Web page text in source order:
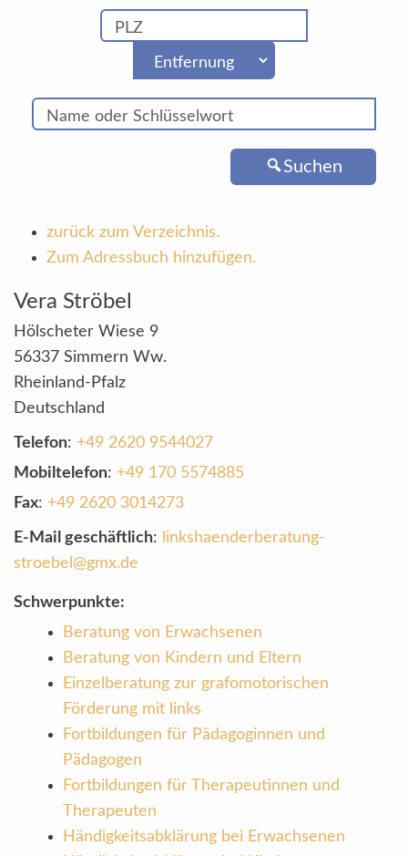
Suchen
zurück zum Verzeichnis.
Zum Adressbuch hinzufügen.
Vera Ströbel
Hölscheter Wiese 9
56337 Simmern Ww.
Rheinland-Pfalz
Deutschland
Telefon: +49 2620 9544027
Mobiltelefon: +49 170 5574885
Fax: +49 2620 3014273
E-Mail geschäftlich:
linkshaenderberatung-
stroebel@gmx.de
Schwerpunkte:
Beratung von Erwachsenen
Beratung von Kindern und Eltern
Einzelberatung zur grafomotorischen
Förderung mit links
Fortbildungen für Pädagoginnen und
Pädagogen
Fortbildungen für Therapeutinnen und
Therapeuten
Händigkeitsabklärung bei Erwachsenen